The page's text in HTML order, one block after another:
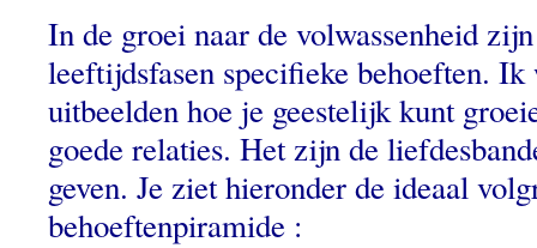
In de groei naar de volwassenheid
leeftijdsfasen specifieke behoeften.
uitbeelden hoe je geestelijk kunt
goede relaties. Het zijn de
geven. Je ziet hieronder de ideaal
behoeftenpiramide :